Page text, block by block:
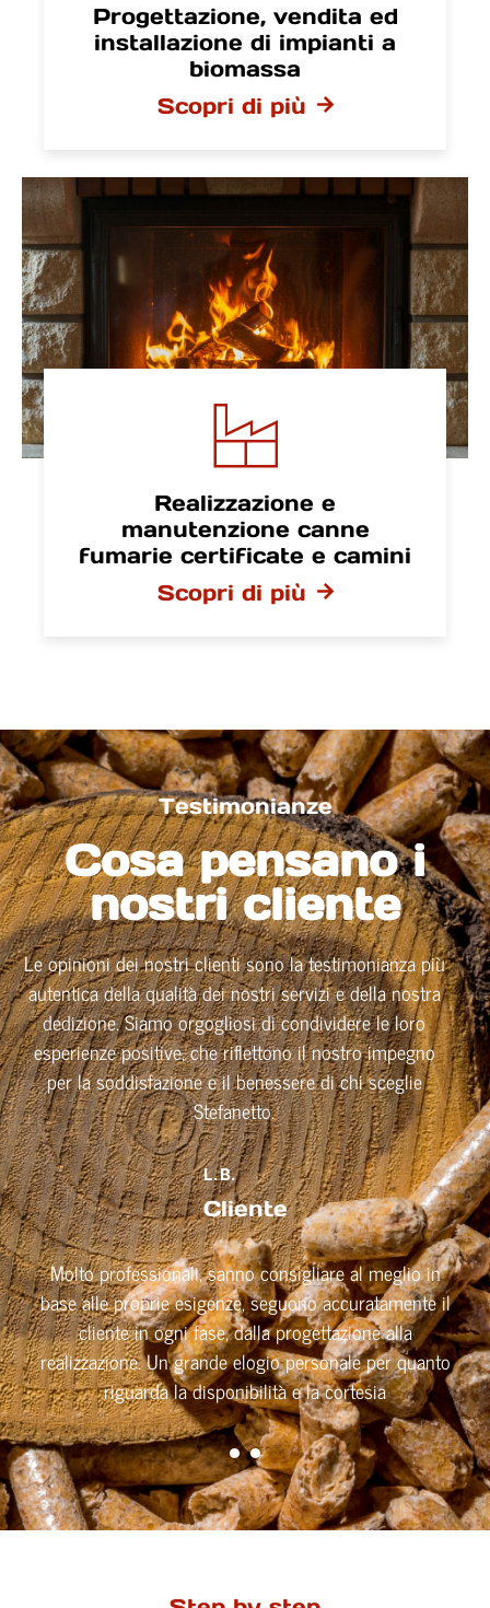
Progettazione, vendita ed
installazione di impianti a
biomassa
Scopri di più
Realizzazione e
manutenzione canne
fumarie certificate e camini
Scopri di più
Testimonianze
Cosa pensano i
nostri cliente
Le opinioni dei nostri clienti sono la testimonianza più
autentica della qualità dei nostri servizi e della nostra
dedizione. Siamo orgogliosi di condividere le loro
esperienze positive, che riflettono il nostro impegno
per la soddisfazione e il benessere di chi sceglie
Stefanetto.
L. B.
Cliente
Molto professionali, sanno consigliare al meglio in
base alle proprie esigenze, seguono accuratamente il
cliente in ogni fase, dalla progettazione alla
realizzazione. Un grande elogio personale per quanto
riguarda la disponibilità e la cortesia